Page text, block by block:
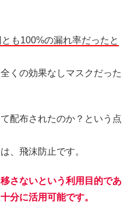
も100%の漏れ率だったと
くの効果なしマスクだった
配布されたのか？という点
、飛沫防止です。
さないという利用目的であ
分に活用可能です。